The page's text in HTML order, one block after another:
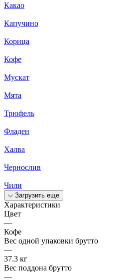
Какао
Капучино
Корица
Кофе
Мускат
Мята
Трюфель
Фладен
Халва
Чернослив
Чили
Загрузить еще
Характеристики
Цвет
—
Кофе
Вес одной упаковки брутто
—
37.3 кг
Вес поддона брутто
—